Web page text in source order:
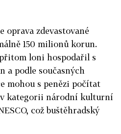
oprava zdevastované
150 milionů korun.
loni hospodařil s
a podle současných
mohou s penězi počítat
v kategorii národní kulturní
což buštěhradský